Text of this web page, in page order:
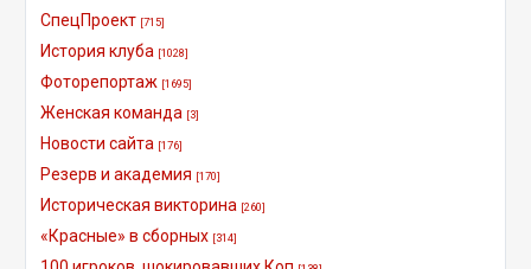
СпецПроект [715]
История клуба [1028]
Фоторепортаж [1695]
Женская команда [3]
Новости сайта [176]
Резерв и академия [170]
Историческая викторина [260]
«Красные» в сборных [314]